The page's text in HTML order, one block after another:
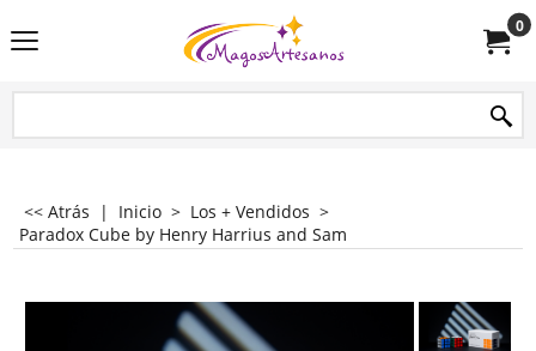
0
<< Atrás | Inicio > Los + Vendidos >
Paradox Cube by Henry Harrius and Sam